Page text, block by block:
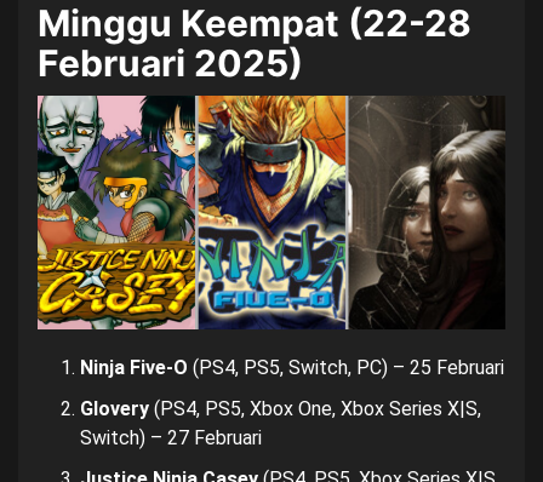
Minggu Keempat (22-28
Februari 2025)
Ninja Five-O (PS4, PS5, Switch, PC) – 25 Februari
Glovery (PS4, PS5, Xbox One, Xbox Series X|S,
Switch) – 27 Februari